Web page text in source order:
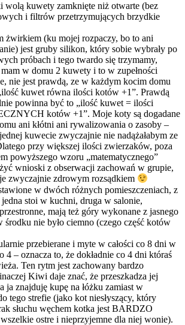
wolą kuwety zamknięte niż otwarte (bez
i filtrów przetrzymujących brzydkie
żwirkiem (ku mojej rozpaczy, bo to ani
jest gruby silikon, który sobie wybrały po
próbach i tego twardo się trzymamy,
w domu 2 kuwety i to w zupełności
nie jest prawdą, ze w każdym kocim domu
kuwet równa ilości kotów +1”. Prawdą
powinna być to „ilość kuwet = ilości
kotów +1”. Moje koty są dogadane
ani kłótni ani rywalizowania o zasoby –
kuwecie zwyczajnie nie nadążałabym ze
przy większej ilości zwierzaków, poza
powyższego wzoru „matematycznego”
wnioski z obserwacji zachowań w grupie,
zwyczajnie zdrowym rozsądkiem
w dwóch różnych pomieszczeniach, z
jedna stoi w kuchni, druga w salonie,
mają też góry wykonane z jasnego
środku nie było ciemno (czego część kotów
przebierane i myte w całości co 8 dni w
4 – oznacza to, że dokładnie co 4 dni któraś
Ten rytm jest zachowany bardzo
Kiwi daje znać, że przeszkadza jej
ja znajduję kupę na łóżku zamiast w
tego strefie (jako kot niesłyszący, który
słuchu węchem kotka jest BARDZO
ostre i nieprzyjemne dla niej wonie).